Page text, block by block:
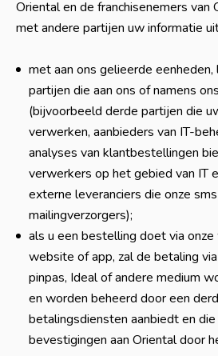
Oriental en de franchisenemers van
met andere partijen uw informatie
met aan ons gelieerde
partijen die aan ons of namens
(bijvoorbeeld derde partijen die
verwerken, aanbieders van IT-
analyses van klantbestellingen
verwerkers op het gebied van IT
externe leveranciers die onze
mailingverzorgers);
als u een bestelling doet via
website of app, zal de betaling
pinpas, Ideal of andere medium
en worden beheerd door een
betalingsdiensten aanbiedt en
bevestigingen aan Oriental door